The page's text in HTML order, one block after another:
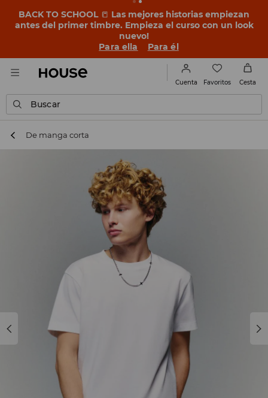
BACK TO SCHOOL 📒 Las mejores historias empiezan
antes del primer timbre. Empieza el curso con un look
nuevo!
Para ella
Para él
Cuenta Favoritos Cesta
Buscar
De manga corta